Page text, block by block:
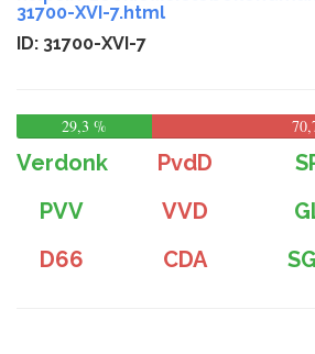
31700-XVI-7.html
ID: 31700-XVI-7
29,3 %
Verdonk PvdD
PVV
VVD
D66
CDA